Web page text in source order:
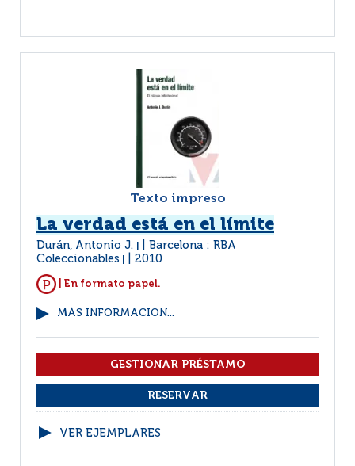
Texto impreso
La verdad está en el límite
Durán, Antonio J.
Barcelona : RBA
Coleccionables
2010
| En formato papel.
MÁS INFORMACIÓN...
VER EJEMPLARES